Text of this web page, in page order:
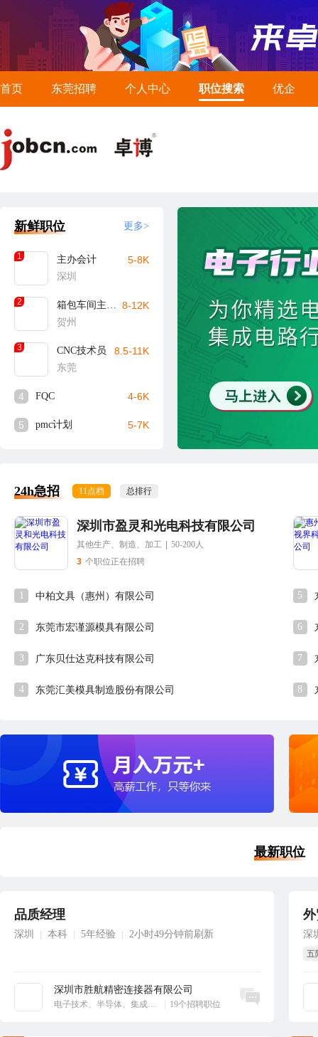
首页 东莞招聘 个人中心 职位搜索 优企
新鲜职位 更多>
1
主办会计
深圳
5-8K
2
箱包车间主任/主管（贺州）
贺州
8-12K
3
CNC技术员
东莞
8.5-11K
4 FQC 4-6K
5 pmc计划 5-7K
24h急招 11点档 总排行
深圳市盈灵和光电科技有限公司
其他生产、制造、加工
50-200人
3 个职位正在招聘
1 中柏文具（惠州）有限公司
2 东莞市宏谨源模具有限公司
3 广东贝仕达克科技有限公司
4 东莞汇美模具制造股份有限公司
5
6
7
8
最新职位
品质经理
深圳 本科 5年经验 2小时49分钟前刷新
深圳市胜航精密连接器有限公司
电子技术、半导体、集成电路 19个招聘职位
立即沟通
深
五